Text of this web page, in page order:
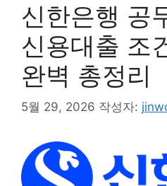
신한은행 공
신용대출 조
완벽 총정리
5월 29, 2026 작성자: